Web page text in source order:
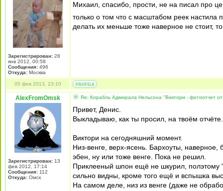
Зарегистрирован: 28
янв 2012, 00:58
Сообщения: 496
Откуда: Москва
Михаил, спасибо, прости, не на писал про
только о том что с масштабом реек настила
делать их меньше тоже наверное не стоит,
05 фев 2013, 23:10
AlexFromOmsk
Зарегистрирован: 13
фев 2012, 17:14
Сообщения: 112
Откуда: Омск
Re: Корабль Адмирала Нельсона "Виктори - фотоотчет от
Привет, Денис.
Выкладываю, как ты просил, на твоём отчёте.
Виктори на сегодняшний момент.
Низ-венге, верх-ясень. Бархоуты, наверное,
эбен, ну или тоже венге. Пока не решил.
Приклееный шпон ещё не шкурил, полэтому
сильно видны, кроме того ещё и вспышка
На самом деле, низ из венге (даже не